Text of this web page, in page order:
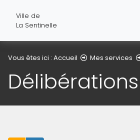
Ville de
La Sentinelle
Vous êtes ici : Accueil Mes services